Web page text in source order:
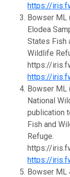
https://
Bowser ML
Elodea
States Fish
Wildlife
https://
https://
Bowser ML
National
publication
Fish and
Refuge.
https://
https://
Bowser ML